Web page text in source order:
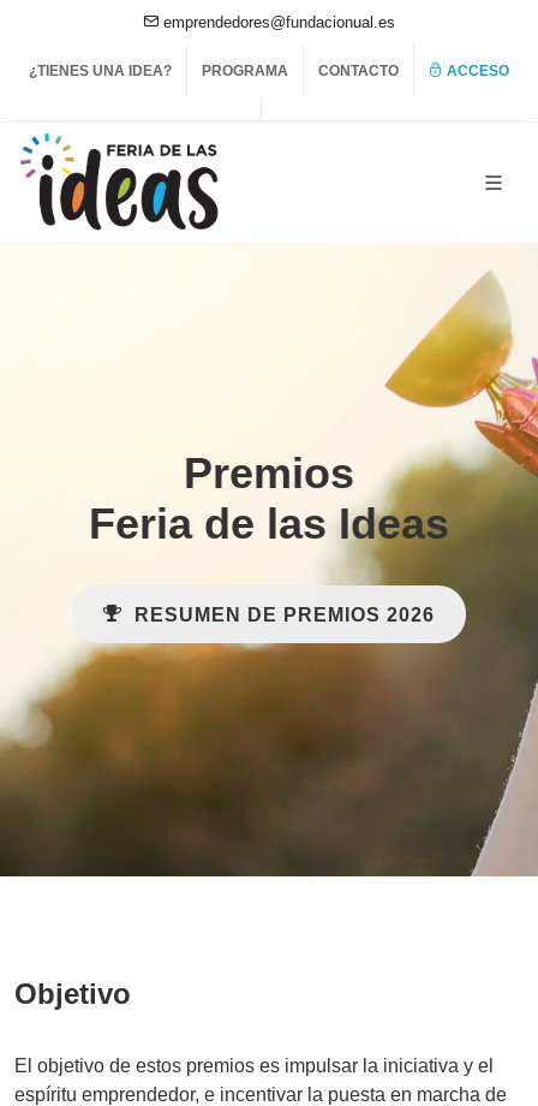
emprendedores@fundacionual.es
¿TIENES UNA IDEA? PROGRAMA CONTACTO ACCESO
Premios
Feria de las Ideas
RESUMEN DE PREMIOS 2026
Objetivo
El objetivo de estos premios es impulsar la iniciativa y el
espíritu emprendedor, e incentivar la puesta en marcha de